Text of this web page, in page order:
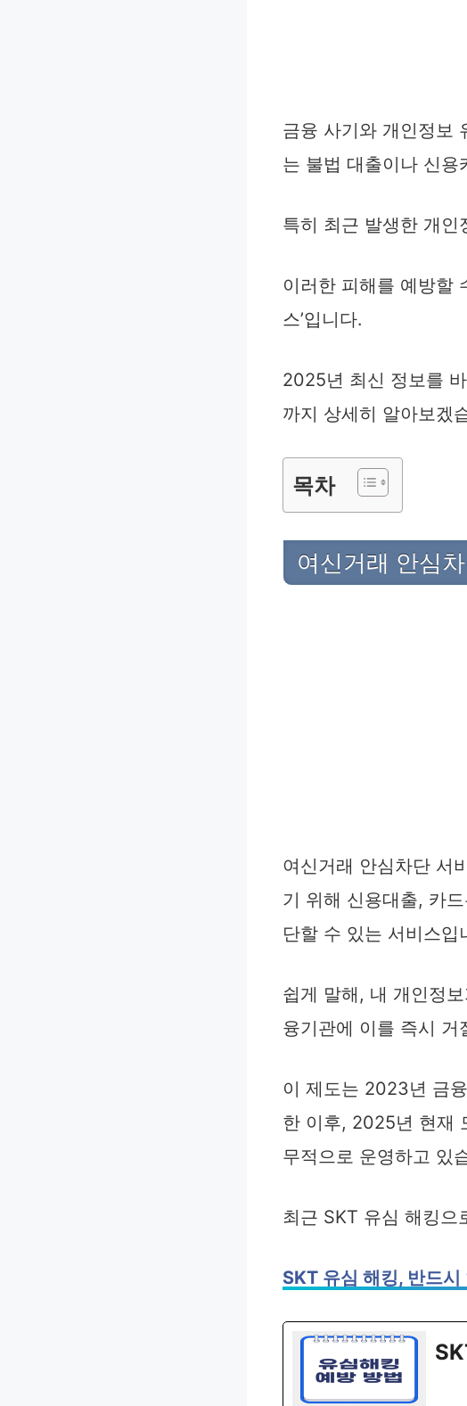
금융 사기와 개인정보
는 불법 대출이나 신용
특히 최근 발생한 개
이러한 피해를 예방할
스’입니다.
2025년 최신 정보를
까지 상세히 알아보겠
목차
여신거래 안심
여신거래 안심차단 서
기 위해 신용대출, 카
단할 수 있는 서비스입
쉽게 말해, 내 개인정
융기관에 이를 즉시 거
이 제도는 2023년 금
한 이후, 2025년 현재
무적으로 운영하고 있
최근 SKT 유심 해킹으
SKT 유심 해킹, 반드